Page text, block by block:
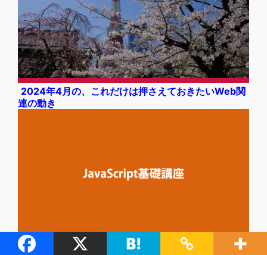
2024年4月の、これだけは押さえておきたいWeb関
連の動き
【期間限定割引】新JavaScript基礎講座（動画講